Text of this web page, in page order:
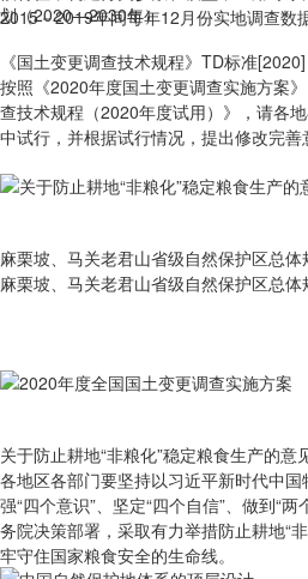
2015－2019年间每年12月份实地调查数
《国土变更调查技术规程》TD标准[2020]
按照《2020年度国土变更调查实施方案
查技术规程（2020年度试用）》，请各
中试行，并根据试行情况，提出修改完善
麻栗坡、马关老君山省级自然保护区总
麻栗坡、马关老君山省级自然保护区总
关于防止耕地“非粮化”稳定粮食生产的意
各地区各部门要坚持以习近平新时代中
强“四个意识”、坚定“四个自信”、做到“
务院决策部署，采取有力举措防止耕地“
牢守住国家粮食安全的生命线。